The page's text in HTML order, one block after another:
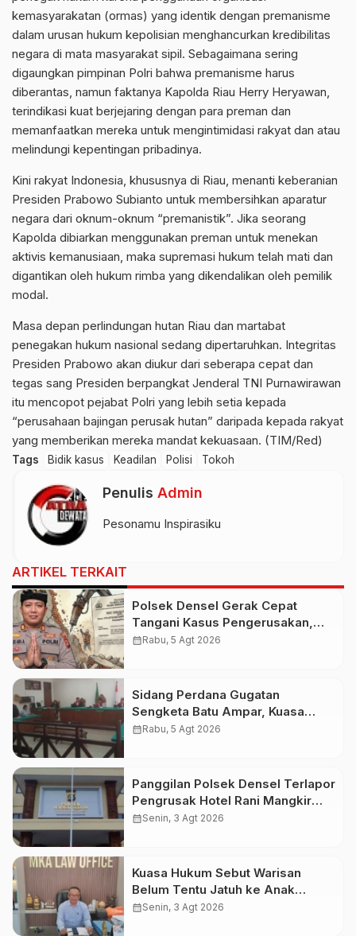
kemasyarakatan (ormas) yang identik dengan premanisme
dalam urusan hukum kepolisian menghancurkan kredibilitas
negara di mata masyarakat sipil. Sebagaimana sering
digaungkan pimpinan Polri bahwa premanisme harus
diberantas, namun faktanya Kapolda Riau Herry Heryawan,
terindikasi kuat berjejaring dengan para preman dan
memanfaatkan mereka untuk mengintimidasi rakyat dan atau
melindungi kepentingan pribadinya.
Kini rakyat Indonesia, khususnya di Riau, menanti keberanian
Presiden Prabowo Subianto untuk membersihkan aparatur
negara dari oknum-oknum “premanistik”. Jika seorang
Kapolda dibiarkan menggunakan preman untuk menekan
aktivis kemanusiaan, maka supremasi hukum telah mati dan
digantikan oleh hukum rimba yang dikendalikan oleh pemilik
modal.
Masa depan perlindungan hutan Riau dan martabat
penegakan hukum nasional sedang dipertaruhkan. Integritas
Presiden Prabowo akan diukur dari seberapa cepat dan
tegas sang Presiden berpangkat Jenderal TNI Purnawirawan
itu mencopot pejabat Polri yang lebih setia kepada
“perusahaan bajingan perusak hutan” daripada kepada rakyat
yang memberikan mereka mandat kekuasaan. (TIM/Red)
Tags Bidik kasus Keadilan Polisi Tokoh
Penulis Admin
Pesonamu Inspirasiku
ARTIKEL TERKAIT
Polsek Densel Gerak Cepat
Tangani Kasus Pengerusakan,
Kapolsek: Kami Sudah Koordinasi
calendar_monthRabu, 5 Agt 2026
Sidang Perdana Gugatan
Sengketa Batu Ampar, Kuasa
Hukum Sebut Tak Ikut Tergugat di
calendar_monthRabu, 5 Agt 2026
Panggilan Polsek Densel Terlapor
Pengrusak Hotel Rani Mangkir
Keluar Negeri, Ternyata Masih di
calendar_monthSenin, 3 Agt 2026
Kuasa Hukum Sebut Warisan
Belum Tentu Jatuh ke Anak
Kandung, Jero Mangku “Merusak
calendar_monthSenin, 3 Agt 2026